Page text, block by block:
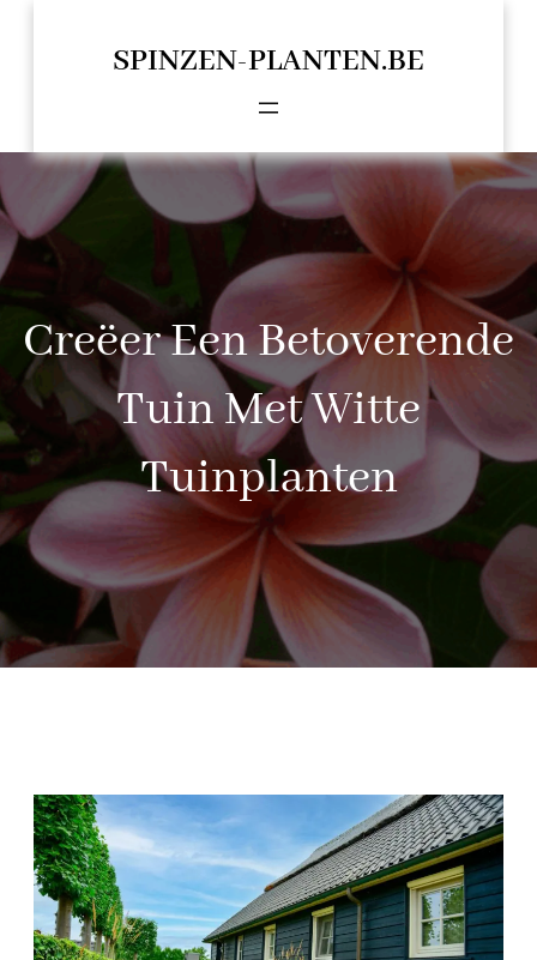
SPINZEN-PLANTEN.BE
Creëer Een Betoverende
Tuin Met Witte
Tuinplanten